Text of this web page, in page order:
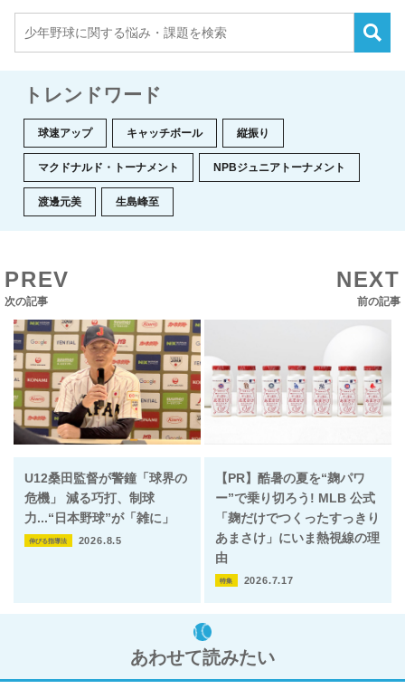
トレンドワード
球速アップ キャッチボール 縦振り
マクドナルド・トーナメント NPBジュニアトーナメント
渡邊元美 生島峰至
PREV
次の記事
NEXT
前の記事
U12桑田監督が警鐘「球界の
危機」 減る巧打、制球
力...“日本野球”が「雑に」
伸びる指導法 2026.8.5
【PR】酷暑の夏を“麹パワ
ー”で乗り切ろう! MLB 公式
「麹だけでつくったすっきり
あまさけ」にいま熱視線の理
由
特集 2026.7.17
あわせて読みたい